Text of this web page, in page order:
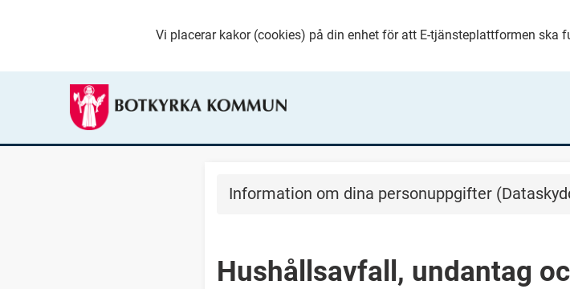
Vi placerar kakor (cookies) på din enhet för att E-tjänsteplattformen ska
Information om dina personuppgifter
Hushållsavfall, undantag